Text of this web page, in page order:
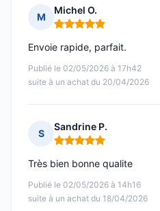
M
Michel O.
Note : 5 sur 5
Publié le 02/05/2026 à 17h42
suite à un achat du 20/04/2026
Envoie rapide, parfait.
S
Sandrine P.
Note : 5 sur 5
Publié le 02/05/2026 à 14h16
suite à un achat du 18/04/2026
Très bien bonne qualite